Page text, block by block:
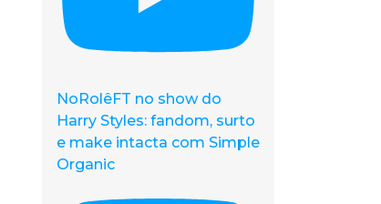
NoRolêFT no show do
Harry Styles: fandom, surto
e make intacta com Simple
Organic